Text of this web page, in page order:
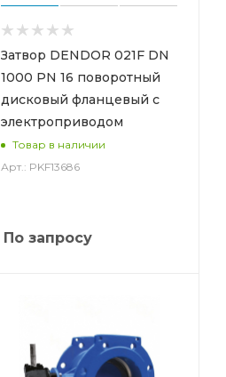
Затвор DENDOR 021F DN
1000 PN 16 поворотный
дисковый фланцевый с
электроприводом
Товар в наличии
Арт.: PKF13686
По запросу